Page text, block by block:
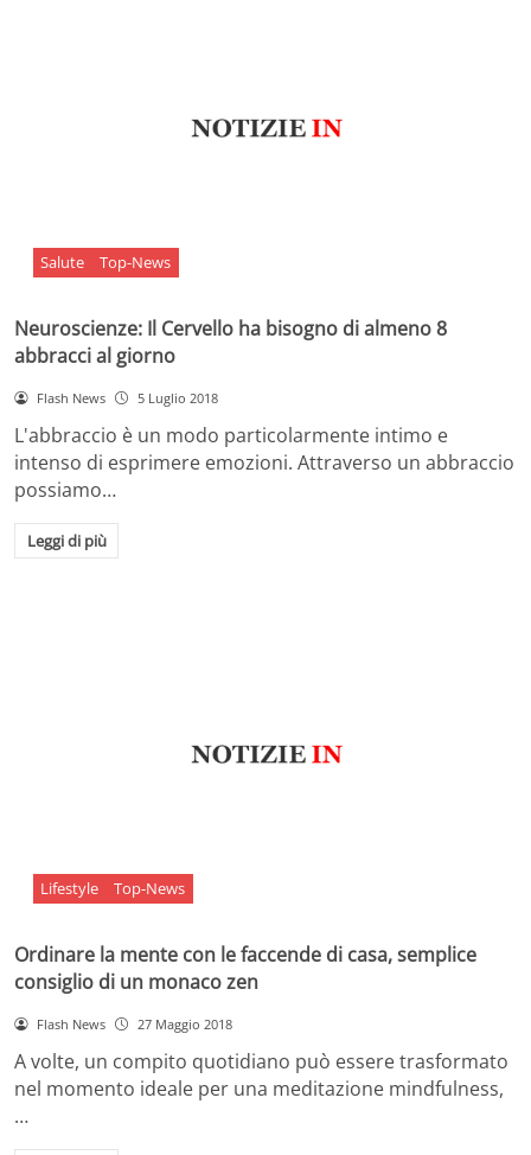
Salute Top-News
Neuroscienze: Il Cervello ha bisogno di almeno 8
abbracci al giorno
Flash News 5 Luglio 2018
L'abbraccio è un modo particolarmente intimo e
intenso di esprimere emozioni. Attraverso un abbraccio
possiamo…
Leggi di più
Lifestyle Top-News
Ordinare la mente con le faccende di casa, semplice
consiglio di un monaco zen
Flash News 27 Maggio 2018
A volte, un compito quotidiano può essere trasformato
nel momento ideale per una meditazione mindfulness,
…